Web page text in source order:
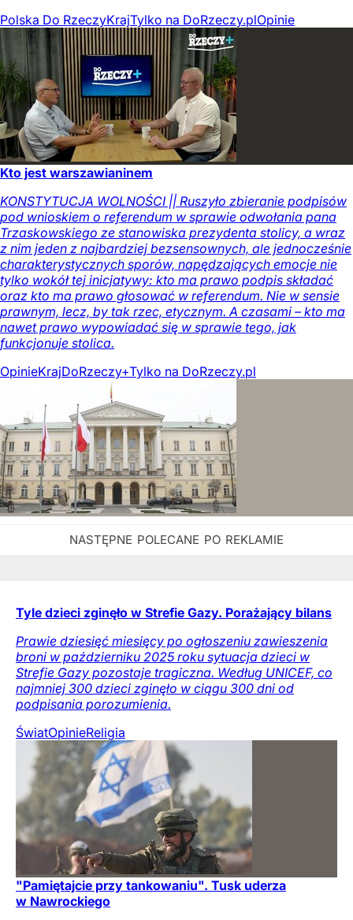
Polska Do RzeczyKrajTylko na DoRzeczy.plOpinie
Kto jest warszawianinem
KONSTYTUCJA WOLNOŚCI || Ruszyło zbieranie podpisów
pod wnioskiem o referendum w sprawie odwołania pana
Trzaskowskiego ze stanowiska prezydenta stolicy, a wraz
z nim jeden z najbardziej bezsensownych, ale jednocześnie
charakterystycznych sporów, napędzających emocje nie
tylko wokół tej inicjatywy: kto ma prawo podpis składać
oraz kto ma prawo głosować w referendum. Nie w sensie
prawnym, lecz, by tak rzec, etycznym. A czasami – kto ma
nawet prawo wypowiadać się w sprawie tego, jak
funkcjonuje stolica.
OpinieKrajDoRzeczy+Tylko na DoRzeczy.pl
Tyle dzieci zginęło w Strefie Gazy. Porażający bilans
Prawie dziesięć miesięcy po ogłoszeniu zawieszenia
broni w październiku 2025 roku sytuacja dzieci w
Strefie Gazy pozostaje tragiczna. Według UNICEF, co
najmniej 300 dzieci zginęło w ciągu 300 dni od
podpisania porozumienia.
ŚwiatOpinieReligia
"Pamiętajcie przy tankowaniu". Tusk uderza
w Nawrockiego